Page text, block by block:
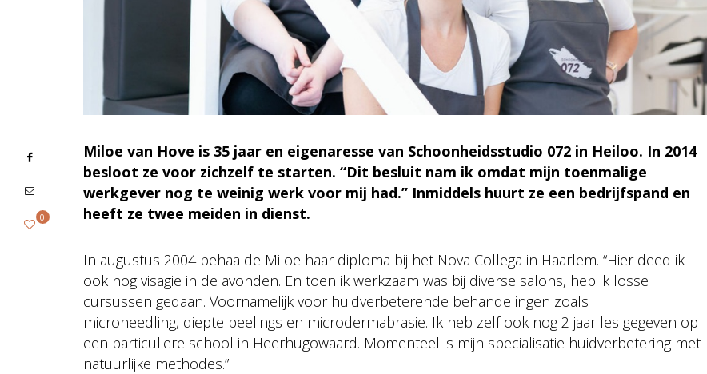
Miloe van Hove is 35 jaar en eigenaresse van Schoonheidsstudio 072 in Heiloo. In 2014
besloot ze voor zichzelf te starten. “Dit besluit nam ik omdat mijn toenmalige
werkgever nog te weinig werk voor mij had.” Inmiddels huurt ze een bedrijfspand en
heeft ze twee meiden in dienst.
In augustus 2004 behaalde Miloe haar diploma bij het Nova Collega in Haarlem. “Hier deed ik
ook nog visagie in de avonden. En toen ik werkzaam was bij diverse salons, heb ik losse
cursussen gedaan. Voornamelijk voor huidverbeterende behandelingen zoals
microneedling, diepte peelings en microdermabrasie. Ik heb zelf ook nog 2 jaar les gegeven op
een particuliere school in Heerhugowaard. Momenteel is mijn specialisatie huidverbetering met
natuurlijke methodes.”
0